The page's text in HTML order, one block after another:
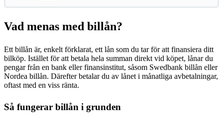
Vad menas med billån?
Ett billån är, enkelt förklarat, ett lån som du tar för att finansiera ditt
bilköp. Istället för att betala hela summan direkt vid köpet, lånar du
pengar från en bank eller finansinstitut, såsom Swedbank billån eller
Nordea billån. Därefter betalar du av lånet i månatliga avbetalningar,
oftast med en viss ränta.
Så fungerar billån i grunden